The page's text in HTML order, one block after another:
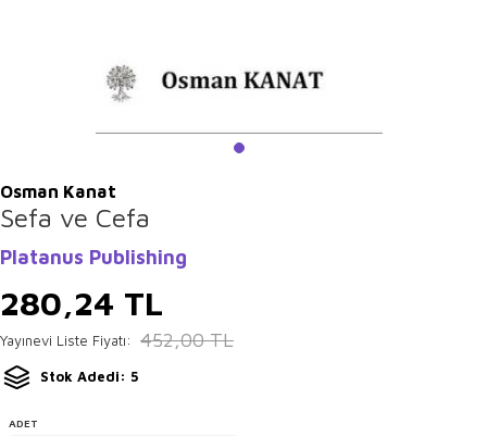
Osman Kanat
Sefa ve Cefa
Platanus Publishing
280,24 TL
Yayınevi Liste Fiyatı: 452,00TL
Stok Adedi: 5
ADET